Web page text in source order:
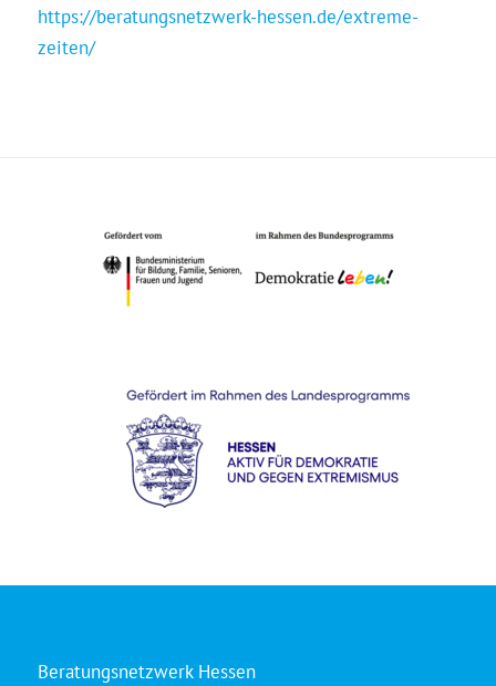
https://beratungsnetzwerk-hessen.de/extreme-
zeiten/
Beratungsnetzwerk Hessen